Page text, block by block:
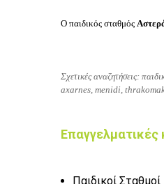
Ο παιδικός σταθμός
Σχετικές αναζητήσεις:
axarnes, menidi,
Επαγγελματικές
Παιδικοί Σταθμοί